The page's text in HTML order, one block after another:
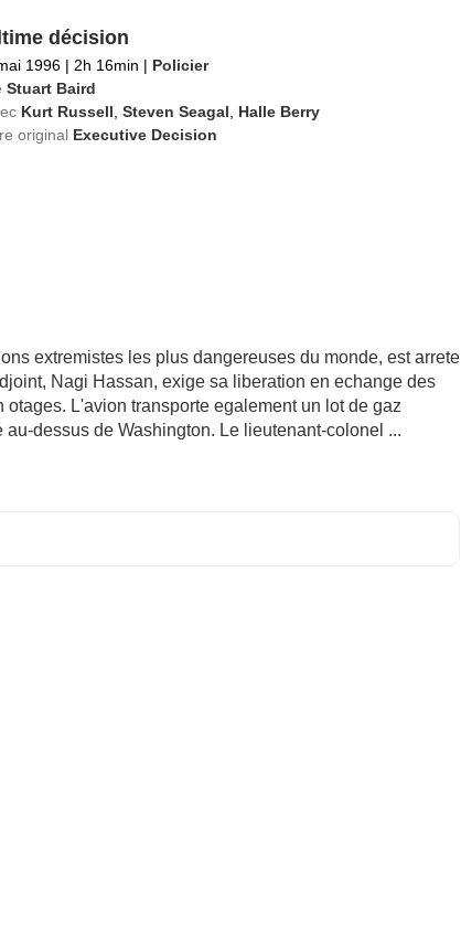
décision
1996 | 2h 16min | Policier
Stuart Baird
Kurt Russell Steven Seagal
Halle Berry
original Executive Decision
extremistes les plus dangereuses du monde, est arrete
Nagi Hassan, exige sa liberation en echange des
L'avion transporte egalement un lot de gaz
dessus de Washington. Le lieutenant-colonel ...